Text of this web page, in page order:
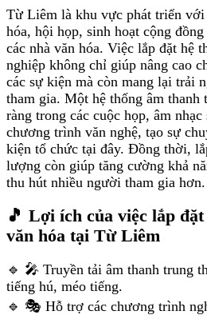
Từ Liêm là khu vực phát triển với
hóa, hội họp, sinh hoạt cộng
các nhà văn hóa. Việc lắp đặt hệ
nghiệp không chỉ giúp nâng cao
các sự kiện mà còn mang lại trải
tham gia. Một hệ thống âm
ràng trong các cuộc họp, âm
chương trình văn nghệ, tạo sự
kiện tổ chức tại đây. Đồng thời,
lượng còn giúp tăng cường khả
thu hút nhiều người tham gia hơn.
🎵 Lợi ích của việc lắp
văn hóa tại Từ Liêm
🔹 🎤 Truyền tải âm thanh trung
tiếng hú, méo tiếng.
🔹 🎭 Hỗ trợ các chương trình